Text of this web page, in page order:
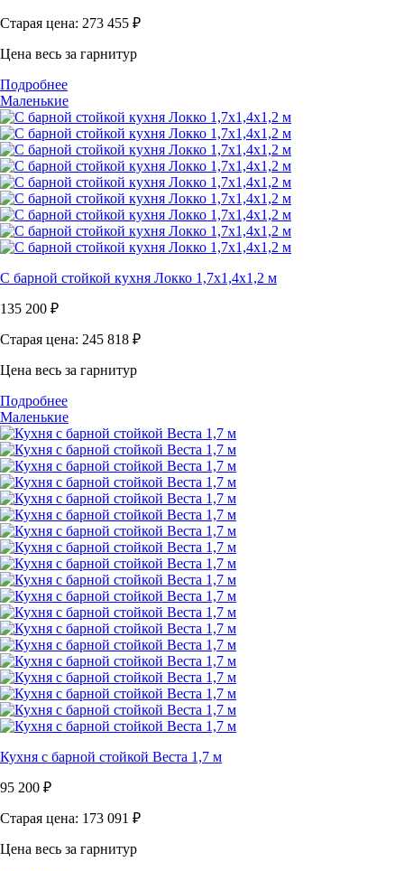
Старая цена: 273 455 ₽
Цена весь за гарнитур
Подробнее
Маленькие
С барной стойкой кухня Локко 1,7х1,4х1,2 м
135 200 ₽
Старая цена: 245 818 ₽
Цена весь за гарнитур
Подробнее
Маленькие
Кухня с барной стойкой Веста 1,7 м
95 200 ₽
Старая цена: 173 091 ₽
Цена весь за гарнитур